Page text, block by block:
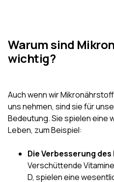
Warum sind
wichtig?
Auch wenn wir
uns nehmen, sind sie für
Bedeutung. Sie spielen eine
Leben, zum Beispiel:
Die Verbesserung
Verschüttende
D, spielen eine